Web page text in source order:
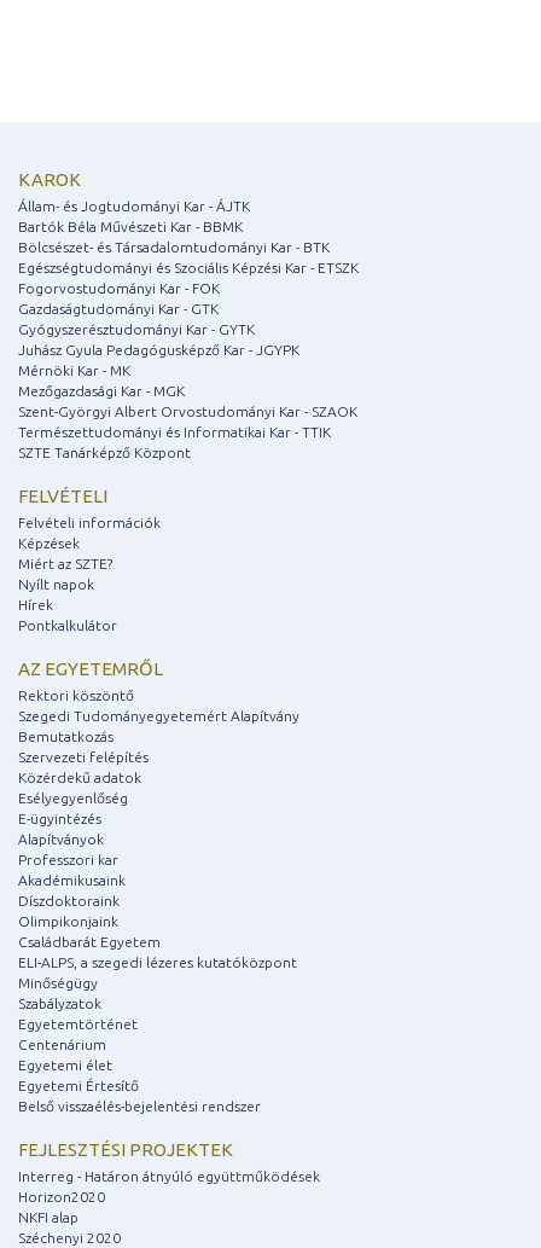
KAROK
Állam- és Jogtudományi Kar - ÁJTK
Bartók Béla Művészeti Kar - BBMK
Bölcsészet- és Társadalomtudományi Kar - BTK
Egészségtudományi és Szociális Képzési Kar - ETSZK
Fogorvostudományi Kar - FOK
Gazdaságtudományi Kar - GTK
Gyógyszerésztudományi Kar - GYTK
Juhász Gyula Pedagógusképző Kar - JGYPK
Mérnöki Kar - MK
Mezőgazdasági Kar - MGK
Szent-Györgyi Albert Orvostudományi Kar - SZAOK
Természettudományi és Informatikai Kar - TTIK
SZTE Tanárképző Központ
FELVÉTELI
Felvételi információk
Képzések
Miért az SZTE?
Nyílt napok
Hírek
Pontkalkulátor
AZ EGYETEMRŐL
Rektori köszöntő
Szegedi Tudományegyetemért Alapítvány
Bemutatkozás
Szervezeti felépítés
Közérdekű adatok
Esélyegyenlőség
E-ügyintézés
Alapítványok
Professzori kar
Akadémikusaink
Díszdoktoraink
Olimpikonjaink
Családbarát Egyetem
ELI-ALPS, a szegedi lézeres kutatóközpont
Minőségügy
Szabályzatok
Egyetemtörténet
Centenárium
Egyetemi élet
Egyetemi Értesítő
Belső visszaélés-bejelentési rendszer
FEJLESZTÉSI PROJEKTEK
Interreg - Határon átnyúló együttműködések
Horizon2020
NKFI alap
Széchenyi 2020